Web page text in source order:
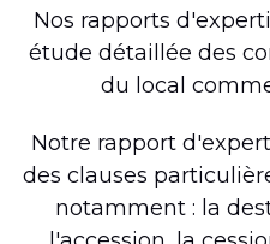
Nos rapports
étude détaillée des
du local
Notre rapport
des clauses
notamment : la